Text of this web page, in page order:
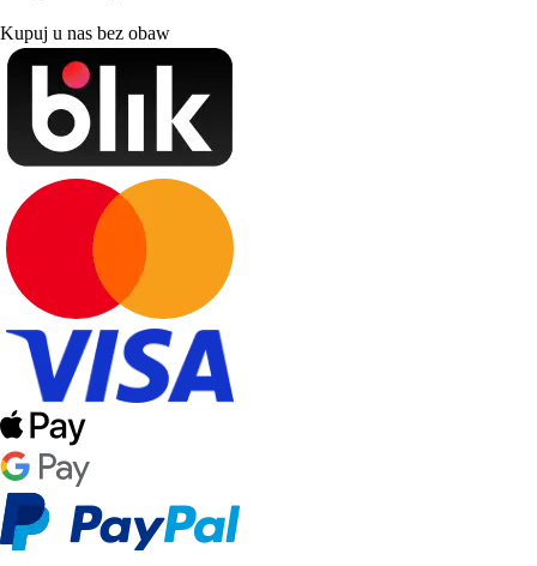
Kupuj u nas bez obaw